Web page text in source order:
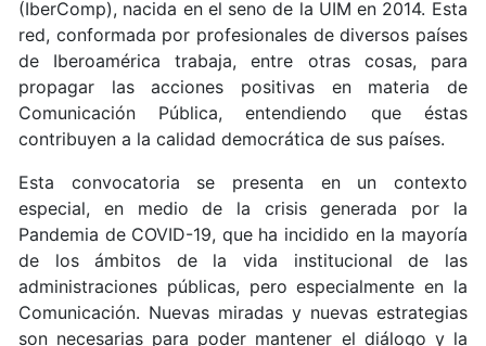
(IberComp), nacida en el seno de la UIM en 2014. Esta
red, conformada por profesionales de diversos países
de Iberoamérica trabaja, entre otras cosas, para
propagar las acciones positivas en materia de
Comunicación Pública, entendiendo que éstas
contribuyen a la calidad democrática de sus países.
Esta convocatoria se presenta en un contexto
especial, en medio de la crisis generada por la
Pandemia de COVID-19, que ha incidido en la mayoría
de los ámbitos de la vida institucional de las
administraciones públicas, pero especialmente en la
Comunicación. Nuevas miradas y nuevas estrategias
son necesarias para poder mantener el diálogo y la